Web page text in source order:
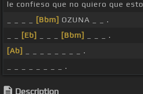
le confieso que no quiero que esto
[Bbm] OZUNA _ _ .
[Eb] [Bbm]
_ _ _ .
[Ab]
_ _ _ _ _ _ _ _ .
_ _ _ _ _ _ _ _ .
Description